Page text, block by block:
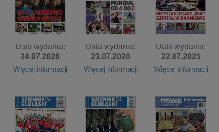
Data wydania:
24.07.2026
Więcej informacji
Data wydania:
23.07.2026
Więcej informacji
Data wydania:
22.07.2026
Więcej informacji